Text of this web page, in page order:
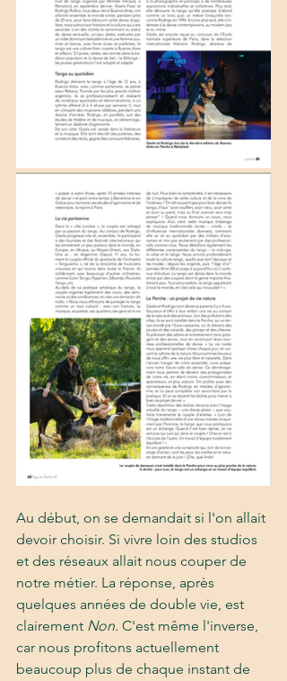
Au début, on se demandait si l'on allait
devoir choisir. Si vivre loin des studios
et des réseaux allait nous couper de
notre métier. La réponse, après
quelques années de double vie, est
clairement Non. C'est même l'inverse,
car nous profitons actuellement
beaucoup plus de chaque instant de